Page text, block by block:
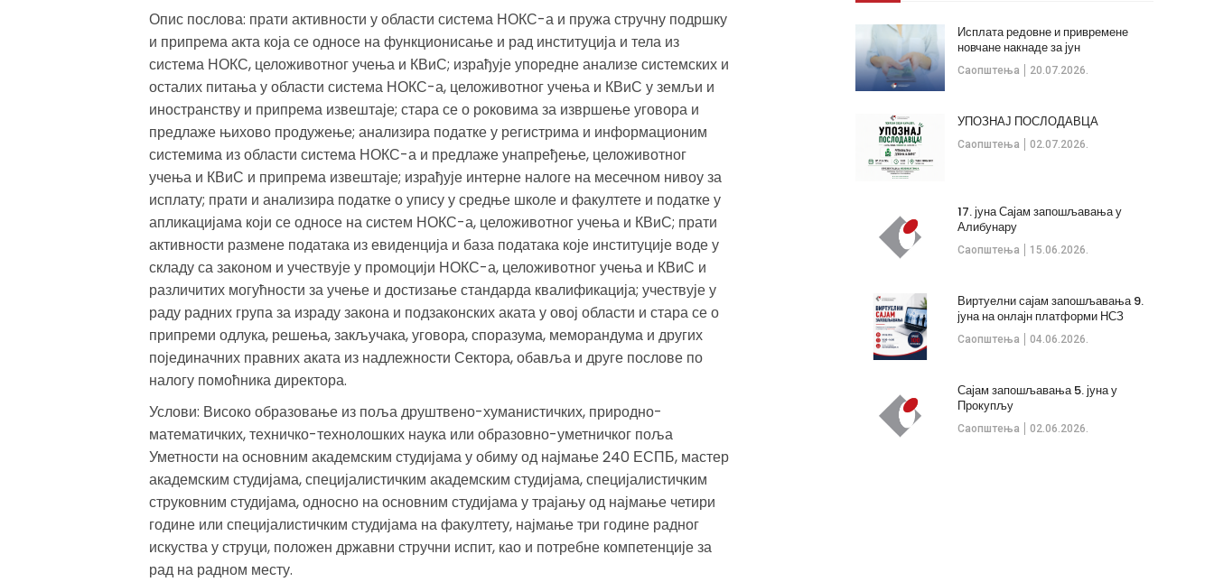
Опис послова: прати активности у области система НОКС-а и пружа стручну подршку
и припрема акта која се односе на функционисање и рад институција и тела из
система НОКС, целоживотног учења и КВиС; израђује упоредне анализе системских и
осталих питања у области система НОКС-а, целоживотног учења и КВиС у земљи и
иностранству и припрема извештаје; стара се о роковима за извршење уговора и
предлаже њихово продужење; анализира податке у регистрима и информационим
системима из области система НОКС-а и предлаже унапређење, целоживотног
учења и КВиС и припрема извештаје; израђује интерне налоге на месечном нивоу за
исплату; прати и анализира податке о упису у средње школе и факултете и податке у
апликацијама који се односе на систем НОКС-а, целоживотног учења и КВиС; прати
активности размене података из евиденција и база података које институције воде у
складу са законом и учествује у промоцији НОКС-а, целоживотног учења и КВиС и
различитих могућности за учење и достизање стандарда квалификација; учествује у
раду радних група за израду закона и подзаконских аката у овој области и стара се о
припреми одлука, решења, закључака, уговора, споразума, меморандума и других
појединачних правних аката из надлежности Сектора, обавља и друге послове по
налогу помоћника директора.
Услови: Високо образовање из поља друштвено-хуманистичких, природно-
математичких, техничко-технолошких наука или образовно-уметничког поља
Уметности на основним академским студијама у обиму од најмање 240 ЕСПБ, мастер
академским студијама, специјалистичким академским студијама, специјалистичким
струковним студијама, односно на основним студијама у трајању од најмање четири
године или специјалистичким студијама на факултету, најмање три године радног
искуства у струци, положен државни стручни испит, као и потребне компетенције за
рад на радном месту.
Саопштења 20.07.2026.
Исплата редовне и привремене
новчане накнаде за јун
Саопштења 02.07.2026.
УПОЗНАЈ ПОСЛОДАВЦА
Саопштења 15.06.2026.
17. јуна Сајам запошљавања у
Алибунару
Саопштења 04.06.2026.
Виртуелни сајам запошљавања 9.
јуна на онлајн платформи НСЗ
Саопштења 02.06.2026.
Сајам запошљавања 5. јуна у
Прокупљу